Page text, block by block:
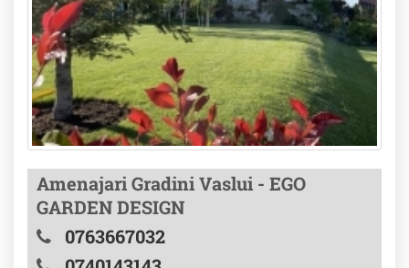
Amenajari Gradini Vaslui - EGO
GARDEN DESIGN
0763667032